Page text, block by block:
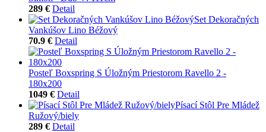
289 € Detail
Set Dekoračných
Vankúšov Lino Béžový
70.9 € Detail
Posteľ Boxspring S Úložným Priestorom Ravello 2 -
180x200
1049 € Detail
Písací Stôl Pre Mládež
Ružový/biely
289 € Detail